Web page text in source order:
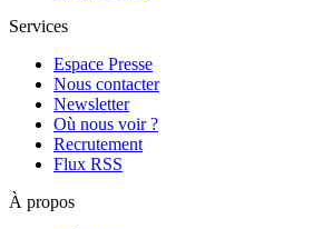
Services
Espace Presse
Nous contacter
Newsletter
Où nous voir ?
Recrutement
Flux RSS
À propos